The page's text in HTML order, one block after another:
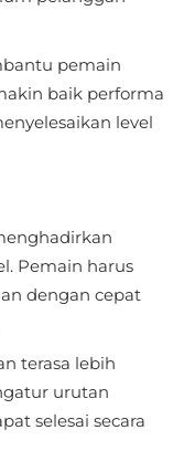
pemain
baik performa
level
Pemain harus
dengan cepat
terasa lebih
urutan
selesai secara